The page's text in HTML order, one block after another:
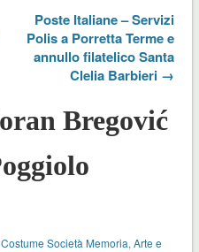
Poste Italiane – Servizi
Polis a Porretta Terme e
annullo filatelico Santa
Clelia Barbieri →
Bregović
Società Memoria, Arte e